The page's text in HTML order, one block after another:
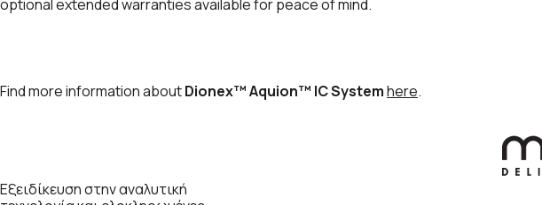
optional extended warranties available for peace of mind.
Find more information aboutDionex™ Aquion™ IC Systemhere.
Εξειδίκευση στην αναλυτική